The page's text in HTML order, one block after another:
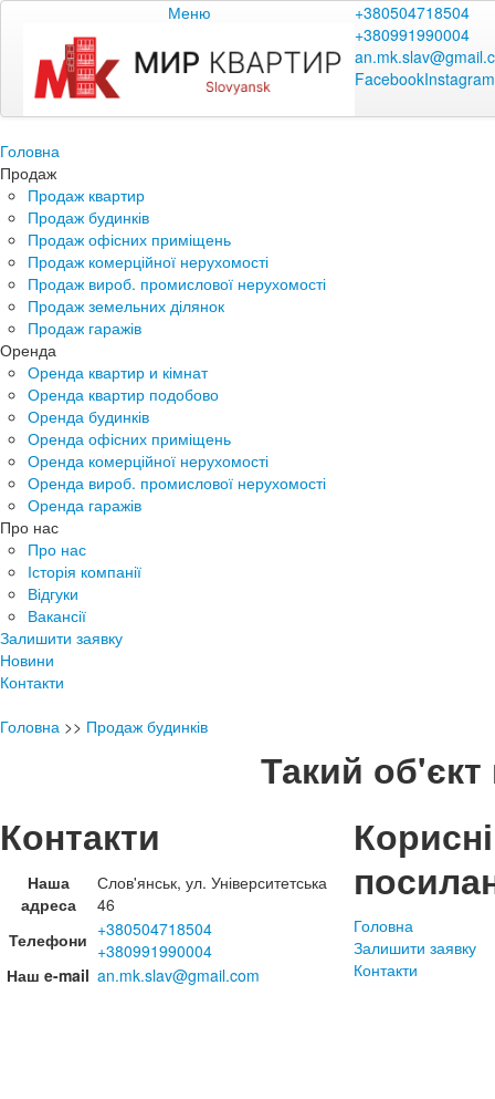
Меню
+380504718504
+380991990004
FacebookInstagram
Головна
Продаж
Продаж квартир
Продаж будинків
Продаж офісних приміщень
Продаж комерційної нерухомості
Продаж вироб. промислової нерухомості
Продаж земельних ділянок
Продаж гаражів
Оренда
Оренда квартир и кімнат
Оренда квартир подобово
Оренда будинків
Оренда офісних приміщень
Оренда комерційної нерухомості
Оренда вироб. промислової нерухомості
Оренда гаражів
Про нас
Про нас
Історія компанії
Відгуки
Вакансії
Залишити заявку
Новини
Контакти
Головна >> Продаж будинків
Такий об'єкт
Контакти
Наша
адреса
Слов'янськ, ул. Університетська
46
Телефони +380504718504
+380991990004
Наш e-mail an.mk.slav@gmail.com
Корисні
Головна
Залишити заявку
Контакти